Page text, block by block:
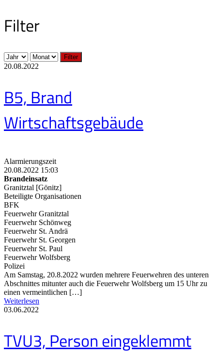
Filter
Filter
20.08.2022
B5, Brand
Wirtschaftsgebäude
Alarmierungszeit
20.08.2022 15:03
Brandeinsatz
Granitztal [Gönitz]
Beteiligte Organisationen
BFK
Feuerwehr Granitztal
Feuerwehr Schönweg
Feuerwehr St. Andrä
Feuerwehr St. Georgen
Feuerwehr St. Paul
Feuerwehr Wolfsberg
Polizei
Am Samstag, 20.8.2022 wurden mehrere Feuerwehren des unteren
Abschnittes mitunter auch die Feuerwehr Wolfsberg um 15 Uhr zu
einen vermeintlichen […]
Weiterlesen
03.06.2022
TVU3, Person eingeklemmt